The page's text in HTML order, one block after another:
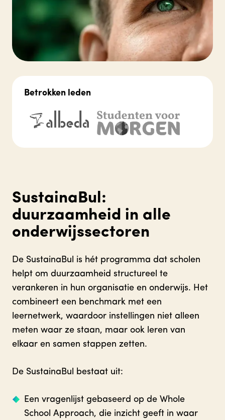
Betrokken leden
SustainaBul:
duurzaamheid in alle
onderwijssectoren
De SustainaBul is hét programma dat scholen
helpt om duurzaamheid structureel te
verankeren in hun organisatie en onderwijs. Het
combineert een benchmark met een
leernetwerk, waardoor instellingen niet alleen
meten waar ze staan, maar ook leren van
elkaar en samen stappen zetten.
De SustainaBul bestaat uit:
Een vragenlijst gebaseerd op de Whole
School Approach, die inzicht geeft in waar